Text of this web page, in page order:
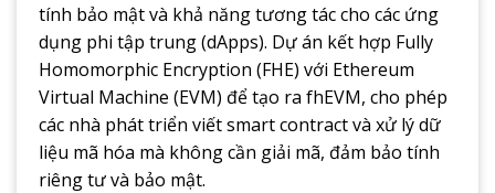
tính bảo mật và khả năng tương tác cho các ứng
dụng phi tập trung (dApps). Dự án kết hợp Fully
Homomorphic Encryption (FHE) với Ethereum
Virtual Machine (EVM) để tạo ra fhEVM, cho phép
các nhà phát triển viết smart contract và xử lý dữ
liệu mã hóa mà không cần giải mã, đảm bảo tính
riêng tư và bảo mật.